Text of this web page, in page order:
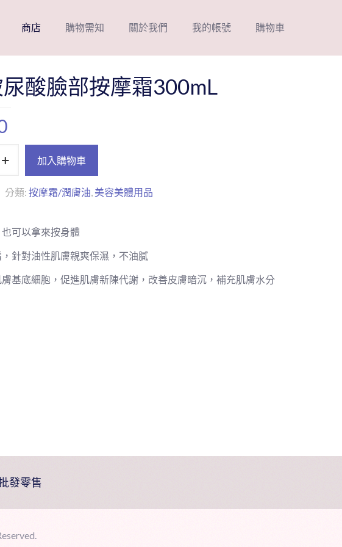
商店 購物需知 關於我們 我的帳號 購物車
酸臉部按摩霜300mL
加入購物車
分類: 按摩霜/潤膚油, 美容美體用品
可以拿來按身體
針對油性肌膚親爽保濕，不油膩
基底細胞，促進肌膚新陳代謝，改善皮膚暗沉，補充肌膚水分
發零售